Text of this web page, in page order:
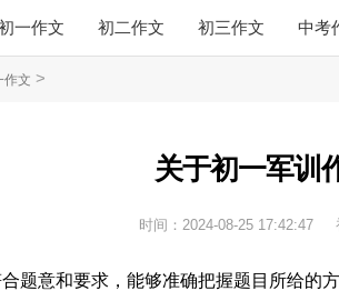
一作文 初二作文 初三作文 中考
作文 >
关于初一军训
时间： 2024-08-25 17:42:47
题意和要求，能够准确把握题目所给的